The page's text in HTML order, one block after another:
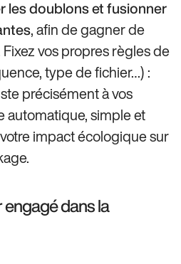
les doublons et fusionner
, afin de gagner de
vos propres règles de
type de fichier…) :
précisément à vos
automatique, simple et
impact écologique sur
engagé dans la